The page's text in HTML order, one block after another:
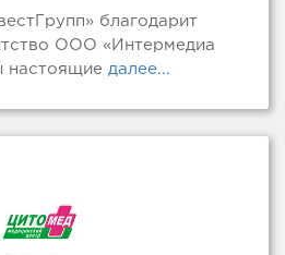
благодарит
ООО «Интермедиа
настоящие далее...